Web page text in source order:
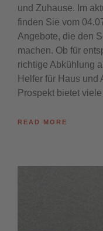
und Zuhause. Im
finden Sie vom
Angebote, die den
machen. Ob für
richtige Abkühlung
Helfer für Haus und
Prospekt bietet
READ MORE